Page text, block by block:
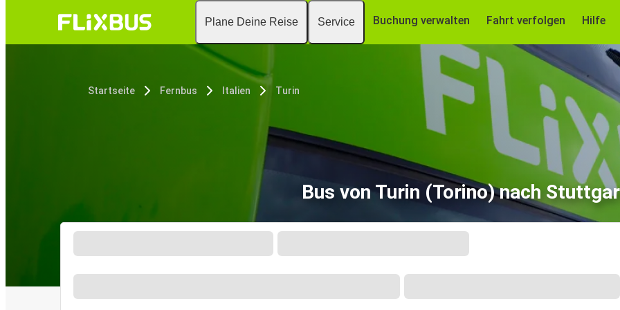
Plane Deine Reise Service Buchung verwalten Fahrt verfolgen Hilfe
Startseite Fernbus Italien Turin
Bus von Turin (Torino) nach